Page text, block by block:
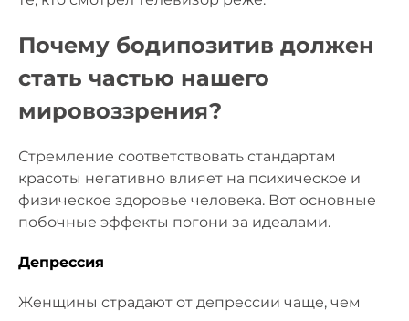
Почему бодипозитив должен
стать частью нашего
мировоззрения?
Стремление соответствовать стандартам
красоты негативно влияет на психическое и
физическое здоровье человека. Вот основные
побочные эффекты погони за идеалами.
Депрессия
Женщины страдают от депрессии чаще, чем